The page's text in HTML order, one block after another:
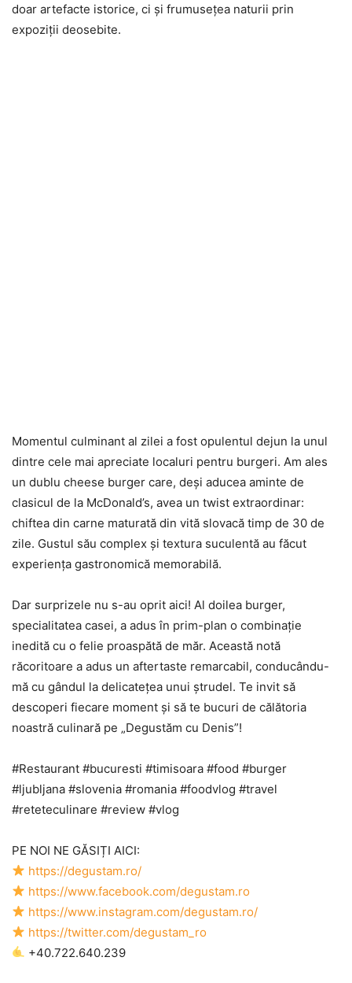
doar artefacte istorice, ci și frumusețea naturii prin
expoziții deosebite.
Momentul culminant al zilei a fost opulentul dejun la unul
dintre cele mai apreciate localuri pentru burgeri. Am ales
un dublu cheese burger care, deși aducea aminte de
clasicul de la McDonald’s, avea un twist extraordinar:
chiftea din carne maturată din vită slovacă timp de 30 de
zile. Gustul său complex și textura suculentă au făcut
experiența gastronomică memorabilă.
Dar surprizele nu s-au oprit aici! Al doilea burger,
specialitatea casei, a adus în prim-plan o combinație
inedită cu o felie proaspătă de măr. Această notă
răcoritoare a adus un aftertaste remarcabil, conducându-
mă cu gândul la delicatețea unui ștrudel. Te invit să
descoperi fiecare moment și să te bucuri de călătoria
noastră culinară pe „Degustăm cu Denis”!
#Restaurant #bucuresti #timisoara #food #burger
#ljubljana #slovenia #romania #foodvlog #travel
#reteteculinare #review #vlog
PE NOI NE GĂSIȚI AICI:
https://degustam.ro/
https://www.facebook.com/degustam.ro
https://www.instagram.com/degustam.ro/
https://twitter.com/degustam_ro
+40.722.640.239